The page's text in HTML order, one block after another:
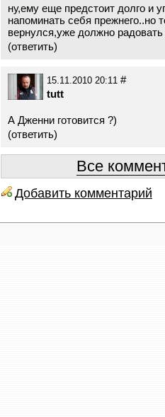
ну,ему еще предстоит долго и
напоминать себя прежнего..но
вернулся,уже должно
(ответить)
15.11.2010 20:11 #
tutt
А Дженни готовится ?)
(ответить)
Все
Добавить комментарий